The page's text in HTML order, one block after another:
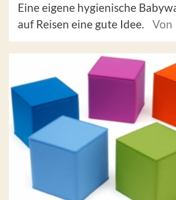
Eine eigene hygienische
auf Reisen eine gute Idee.
Von